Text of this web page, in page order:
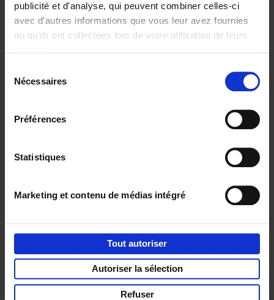
publicité et d'analyse, qui peuvent combiner celles-ci
avec d'autres informations que vous leur avez fournies
ou qu'ils ont collectées lors de votre utilisation de leurs
Nécessaires
Préférences
Statistiques
Marketing et contenu de médias intégré
Tout autoriser
Autoriser la sélection
Refuser
Trends in the Transformation
Economy
Operating With Positive
€34,99